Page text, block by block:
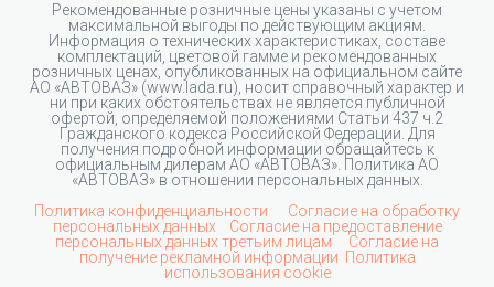
Рекомендованные розничные цены указаны с учетом
максимальной выгоды по действующим акциям.
Информация о технических характеристиках, составе
комплектаций, цветовой гамме и рекомендованных
розничных ценах, опубликованных на официальном сайте
АО «АВТОВАЗ» (www.lada.ru), носит справочный характер и
ни при каких обстоятельствах не является публичной
офертой, определяемой положениями Статьи 437 ч.2
Гражданского кодекса Российской Федерации. Для
получения подробной информации обращайтесь к
официальным дилерам АО «АВТОВАЗ». Политика АО
«АВТОВАЗ» в отношении персональных данных.
Политика конфиденциальности
Согласие на обработку
персональных данных
Согласие на предоставление
персональных данных третьим лицам
Согласие на
получение рекламной информации Политика
использования cookie